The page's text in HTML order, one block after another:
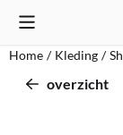
Cookievoorkeuren
Home / Kleding /
overzicht